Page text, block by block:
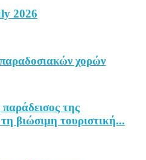
2026
χορών
της
βιώσιμη τουριστική...